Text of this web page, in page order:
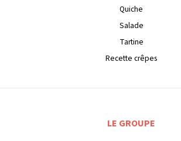
Quiche
Salade
Tartine
Recette crêpes
LE GROUPE